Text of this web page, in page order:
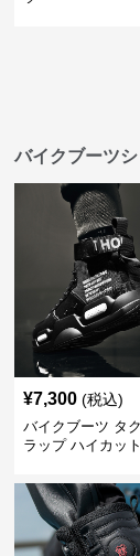
バイクブーツ
¥7,300 (税込)
バイクブーツ タ
ラップ ハイカッ